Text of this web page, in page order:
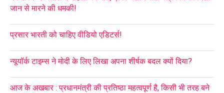
जान से मारने की धमकी!
प्रसार भारती को चाहिए वीडियो एडिटर्स!
न्यूयॉर्क टाइम्स ने मोदी के लिए लिखा अपना शीर्षक बदल क्यों दिया?
आज के अखबार : प्रधानमंत्री की प्रतिष्ठा महत्वपूर्ण है, किसी भी तरह बने